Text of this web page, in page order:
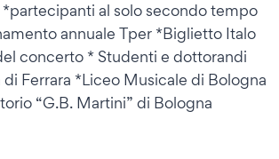
al solo secondo tempo
annuale Tper *Biglietto Italo
concerto * Studenti e dottorandi
Ferrara *Liceo Musicale di Bologna
“G.B. Martini” di Bologna